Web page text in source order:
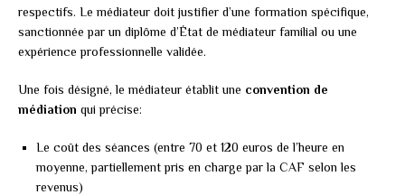
respectifs. Le médiateur doit justifier d’une formation spécifique,
sanctionnée par un diplôme d’État de médiateur familial ou une
expérience professionnelle validée.
Une fois désigné, le médiateur établit une convention de
médiation qui précise:
Le coût des séances (entre 70 et 120 euros de l’heure en
moyenne, partiellement pris en charge par la CAF selon les
revenus)